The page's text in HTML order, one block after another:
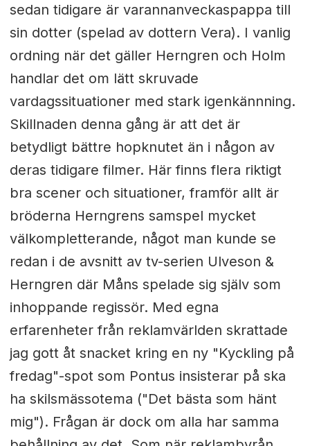
sedan tidigare är varannanveckaspappa till
sin dotter (spelad av dottern Vera). I vanlig
ordning när det gäller Herngren och Holm
handlar det om lätt skruvade
vardagssituationer med stark igenkännning.
Skillnaden denna gång är att det är
betydligt bättre hopknutet än i någon av
deras tidigare filmer. Här finns flera riktigt
bra scener och situationer, framför allt är
bröderna Herngrens samspel mycket
välkompletterande, något man kunde se
redan i de avsnitt av tv-serien Ulveson &
Herngren där Måns spelade sig själv som
inhoppande regissör. Med egna
erfarenheter från reklamvärlden skrattade
jag gott åt snacket kring en ny "Kyckling på
fredag"-spot som Pontus insisterar på ska
ha skilsmässotema ("Det bästa som hänt
mig"). Frågan är dock om alla har samma